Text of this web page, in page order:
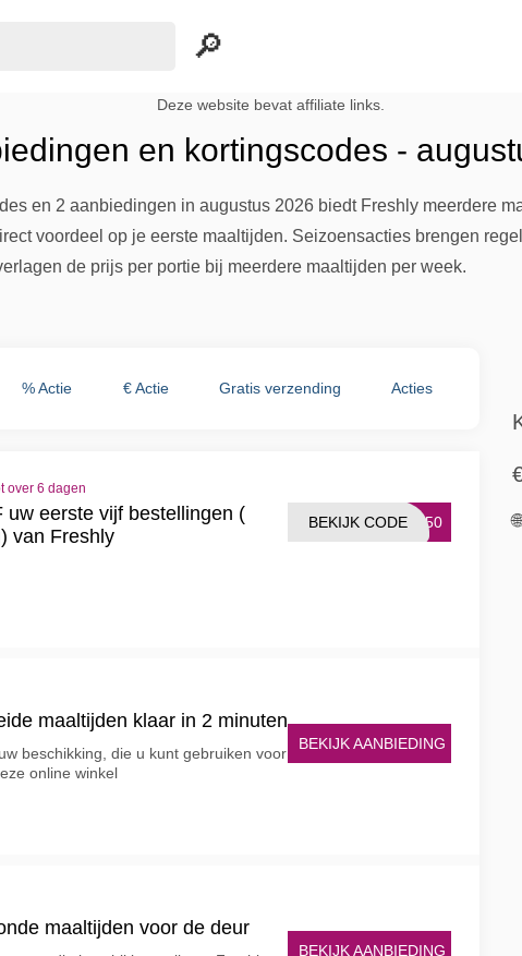
Deze website bevat affiliate links.
en kortingscodes -
en 2 aanbiedingen in augustus 2026 biedt Freshly meerdere
voordeel op je eerste maaltijden. Seizoensacties brengen
de prijs per portie bij meerdere maaltijden per week.
% Actie € Actie Gratis verzending Acties
over 6 dagen
uw eerste vijf bestellingen (
van Freshly
ET50
BEKIJK CODE
maaltijden klaar in 2 minuten
beschikking, die u kunt gebruiken voor
online winkel
BEKIJK AANBIEDING
maaltijden voor de deur
BEKIJK AANBIEDING